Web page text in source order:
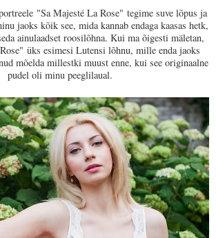
"Sa Majesté La Rose" tegime suve lõpus ja
jaoks kõik see, mida kannab endaga kaasas hetk,
ainulaadset roosilõhna. Kui ma õigesti mäletan,
üks esimesi Lutensi lõhnu, mille enda jaoks
mõelda millestki muust enne, kui see originaalne
pudel oli minu peeglilaual.